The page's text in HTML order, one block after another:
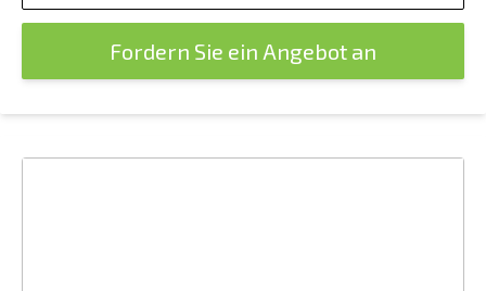
Fordern Sie ein Angebot an